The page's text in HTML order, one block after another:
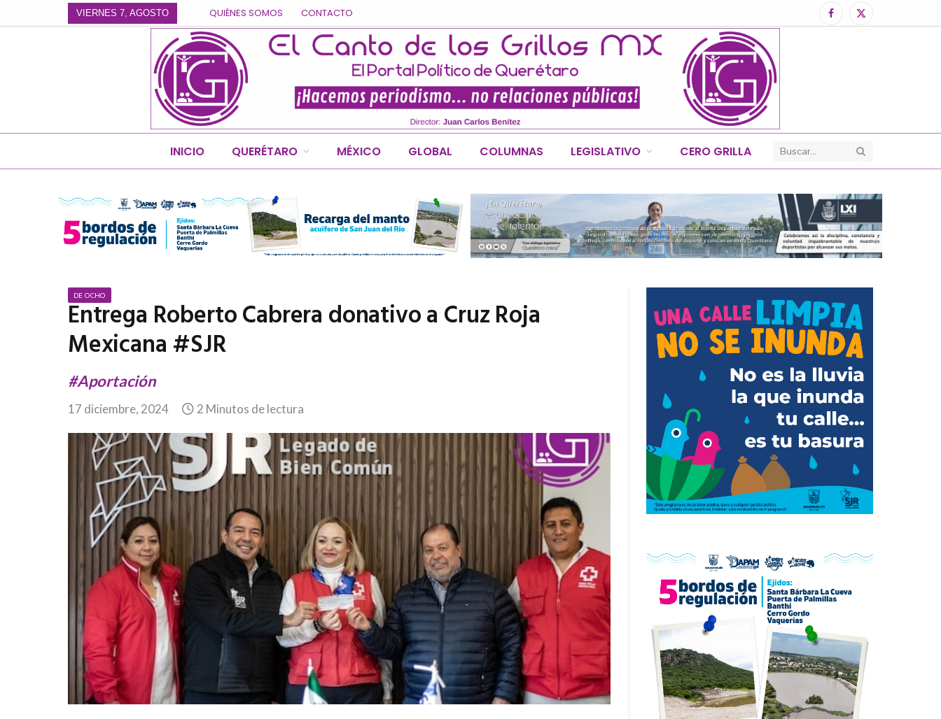
VIERNES 7, AGOSTO QUIÉNES SOMOS CONTACTO Facebook
X
INICIO QUERÉTARO MÉXICO GLOBAL COLUMNAS LEGISLATIVO CERO GRILLA
DE OCHO
Entrega Roberto Cabrera donativo a Cruz Roja
Mexicana #SJR
#Aportación
17 diciembre, 2024 2 Minutos de lectura